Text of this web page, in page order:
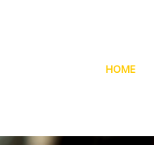
HOME